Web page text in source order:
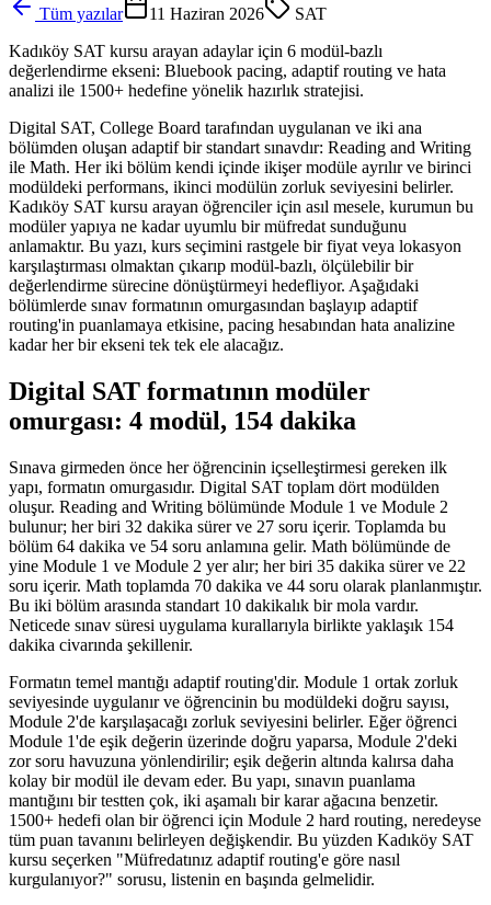
Tüm yazılar 11 Haziran 2026
SAT
Kadıköy SAT kursu arayan adaylar için 6 modül-bazlı
değerlendirme ekseni: Bluebook pacing, adaptif routing ve hata
analizi ile 1500+ hedefine yönelik hazırlık stratejisi.
Digital SAT, College Board tarafından uygulanan ve iki ana
bölümden oluşan adaptif bir standart sınavdır: Reading and Writing
ile Math. Her iki bölüm kendi içinde ikişer modüle ayrılır ve birinci
modüldeki performans, ikinci modülün zorluk seviyesini belirler.
Kadıköy SAT kursu arayan öğrenciler için asıl mesele, kurumun bu
modüler yapıya ne kadar uyumlu bir müfredat sunduğunu
anlamaktır. Bu yazı, kurs seçimini rastgele bir fiyat veya lokasyon
karşılaştırması olmaktan çıkarıp modül-bazlı, ölçülebilir bir
değerlendirme sürecine dönüştürmeyi hedefliyor. Aşağıdaki
bölümlerde sınav formatının omurgasından başlayıp adaptif
routing'in puanlamaya etkisine, pacing hesabından hata analizine
kadar her bir ekseni tek tek ele alacağız.
Digital SAT formatının modüler
omurgası: 4 modül, 154 dakika
Sınava girmeden önce her öğrencinin içselleştirmesi gereken ilk
yapı, formatın omurgasıdır. Digital SAT toplam dört modülden
oluşur. Reading and Writing bölümünde Module 1 ve Module 2
bulunur; her biri 32 dakika sürer ve 27 soru içerir. Toplamda bu
bölüm 64 dakika ve 54 soru anlamına gelir. Math bölümünde de
yine Module 1 ve Module 2 yer alır; her biri 35 dakika sürer ve 22
soru içerir. Math toplamda 70 dakika ve 44 soru olarak planlanmıştır.
Bu iki bölüm arasında standart 10 dakikalık bir mola vardır.
Neticede sınav süresi uygulama kurallarıyla birlikte yaklaşık 154
dakika civarında şekillenir.
Formatın temel mantığı adaptif routing'dir. Module 1 ortak zorluk
seviyesinde uygulanır ve öğrencinin bu modüldeki doğru sayısı,
Module 2'de karşılaşacağı zorluk seviyesini belirler. Eğer öğrenci
Module 1'de eşik değerin üzerinde doğru yaparsa, Module 2'deki
zor soru havuzuna yönlendirilir; eşik değerin altında kalırsa daha
kolay bir modül ile devam eder. Bu yapı, sınavın puanlama
mantığını bir testten çok, iki aşamalı bir karar ağacına benzetir.
1500+ hedefi olan bir öğrenci için Module 2 hard routing, neredeyse
tüm puan tavanını belirleyen değişkendir. Bu yüzden Kadıköy SAT
kursu seçerken "Müfredatınız adaptif routing'e göre nasıl
kurgulanıyor?" sorusu, listenin en başında gelmelidir.